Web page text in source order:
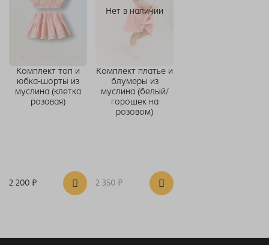
Комплект топ и
юбка-шорты из
муслина (клетка
розовая)
2 200 ₽
Нет в наличии
Комплект платье и
блумеры из
муслина (белый/
горошек на
розовом)
2 350 ₽